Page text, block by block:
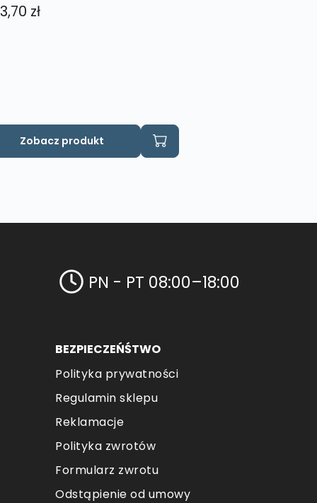
zł
Zobacz produkt
PN - PT 08:00–18:00
BEZPIECZEŃŚTWO
Polityka prywatności
Regulamin sklepu
Reklamacje
Polityka zwrotów
Formularz zwrotu
Odstąpienie od umowy